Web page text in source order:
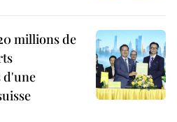
millions de
d'une